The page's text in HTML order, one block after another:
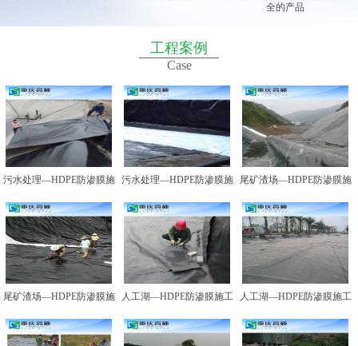
全的产品
工程案例
Case
污水处理—HDPE防渗膜施
工图例一
污水处理—HDPE防渗膜施
工图例二
尾矿渣场—HDPE防渗膜施
工图例一
尾矿渣场—HDPE防渗膜施
工图例二
人工湖—HDPE防渗膜施工
图例一
人工湖—HDPE防渗膜施工
图例二